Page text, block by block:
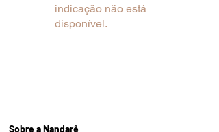
indicação não está
disponível.
Sobre a Nandarê